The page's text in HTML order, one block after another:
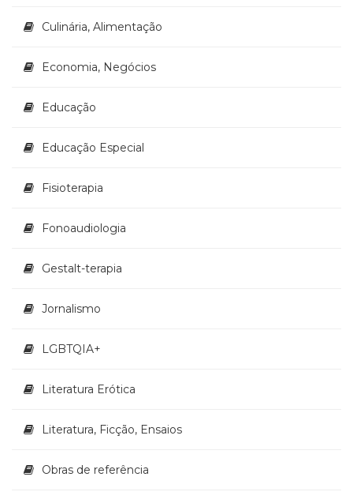
(22)
africanos
Ocupacional
Treinamento
RH
(1)
Prática
Culinária, Alimentação
Economia, Negócios
Educação
Educação Especial
Fisioterapia
Fonoaudiologia
Gestalt-terapia
Jornalismo
LGBTQIA+
Literatura Erótica
Literatura, Ficção, Ensaios
Obras de referência